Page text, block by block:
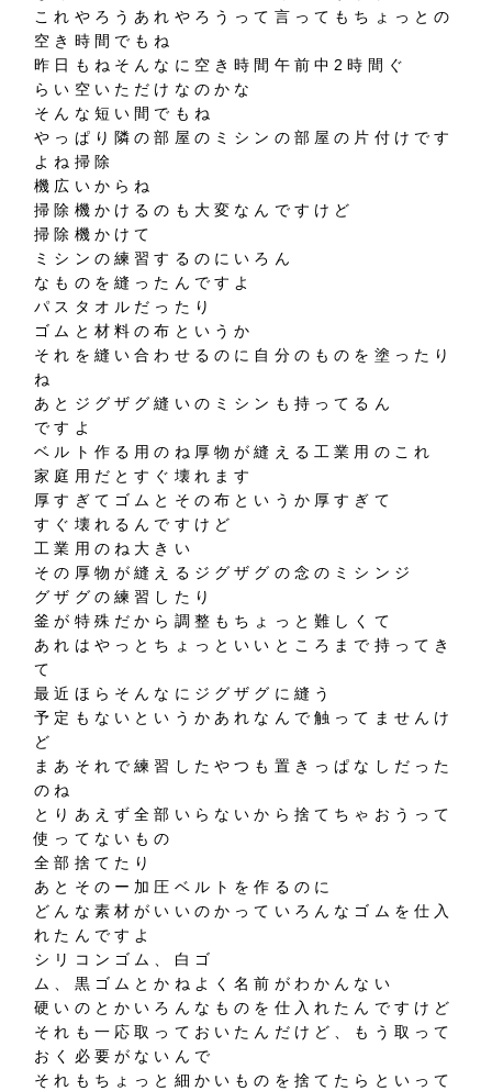
これやろうあれやろうって言ってもちょっとの
空き時間でもね
昨日もねそんなに空き時間午前中2時間ぐ
らい空いただけなのかな
そんな短い間でもね
やっぱり隣の部屋のミシンの部屋の片付けです
よね掃除
機広いからね
掃除機かけるのも大変なんですけど
掃除機かけて
ミシンの練習するのにいろん
なものを縫ったんですよ
パスタオルだったり
ゴムと材料の布というか
それを縫い合わせるのに自分のものを塗ったり
ね
あとジグザグ縫いのミシンも持ってるん
ですよ
ベルト作る用のね厚物が縫える工業用のこれ
家庭用だとすぐ壊れます
厚すぎてゴムとその布というか厚すぎて
すぐ壊れるんですけど
工業用のね大きい
その厚物が縫えるジグザグの念のミシンジ
グザグの練習したり
釜が特殊だから調整もちょっと難しくて
あれはやっとちょっといいところまで持ってき
て
最近ほらそんなにジグザグに縫う
予定もないというかあれなんで触ってませんけ
ど
まあそれで練習したやつも置きっぱなしだった
のね
とりあえず全部いらないから捨てちゃおうって
使ってないもの
全部捨てたり
あとそのー加圧ベルトを作るのに
どんな素材がいいのかっていろんなゴムを仕入
れたんですよ
シリコンゴム、白ゴ
ム、黒ゴムとかねよく名前がわかんない
硬いのとかいろんなものを仕入れたんですけど
それも一応取っておいたんだけど、もう取って
おく必要がないんで
それもちょっと細かいものを捨てたらといって